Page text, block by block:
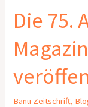
Die 75.
Banu Zeitschrift,